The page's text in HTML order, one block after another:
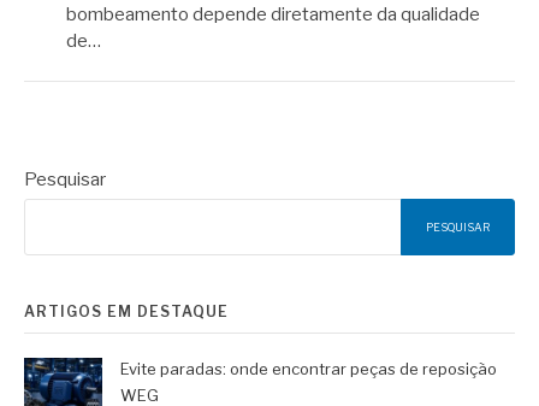
bombeamento depende diretamente da qualidade
de…
Pesquisar
PESQUISAR
ARTIGOS EM DESTAQUE
Evite paradas: onde encontrar peças de reposição
WEG